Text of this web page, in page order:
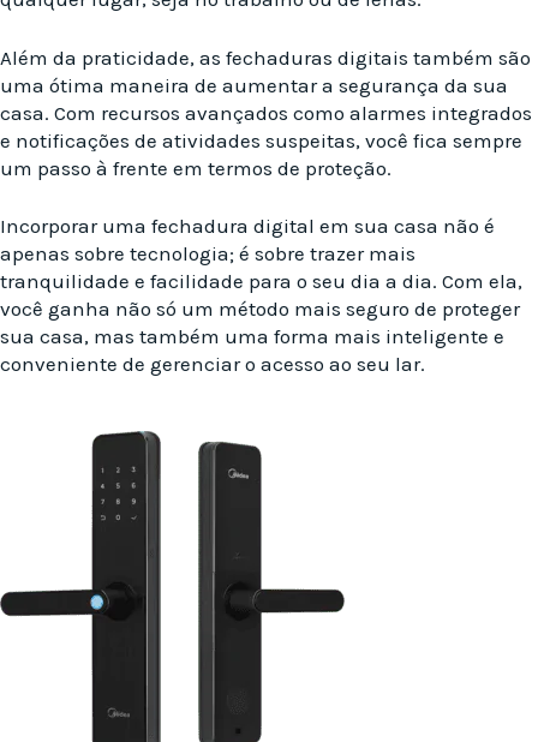
Além da praticidade, as fechaduras digitais também são
uma ótima maneira de aumentar a segurança da sua
casa. Com recursos avançados como alarmes integrados
e notificações de atividades suspeitas, você fica sempre
um passo à frente em termos de proteção.
Incorporar uma fechadura digital em sua casa não é
apenas sobre tecnologia; é sobre trazer mais
tranquilidade e facilidade para o seu dia a dia. Com ela,
você ganha não só um método mais seguro de proteger
sua casa, mas também uma forma mais inteligente e
conveniente de gerenciar o acesso ao seu lar.